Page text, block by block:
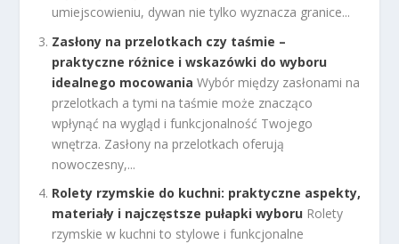
umiejscowieniu, dywan nie tylko wyznacza granice...
Zasłony na przelotkach czy taśmie –
praktyczne różnice i wskazówki do wyboru
idealnego mocowania Wybór między zasłonami na
przelotkach a tymi na taśmie może znacząco
wpłynąć na wygląd i funkcjonalność Twojego
wnętrza. Zasłony na przelotkach oferują
nowoczesny,...
Rolety rzymskie do kuchni: praktyczne aspekty,
materiały i najczęstsze pułapki wyboru Rolety
rzymskie w kuchni to stylowe i funkcjonalne